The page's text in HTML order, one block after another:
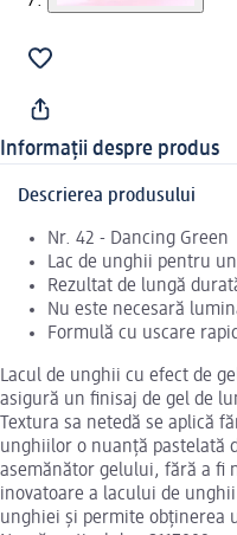
Informații despre produs
Descrierea produsului
Nr. 42 - Dancing Green
Lac de unghii pentru
Rezultat de lungă
Nu este necesară
Formulă cu uscare
Lacul de unghii cu efect de
asigură un finisaj de gel de
Textura sa netedă se aplică
unghiilor o nuanță pastelată
asemănător gelului, fără a fi
inovatoare a lacului de
unghiei și permite obținerea